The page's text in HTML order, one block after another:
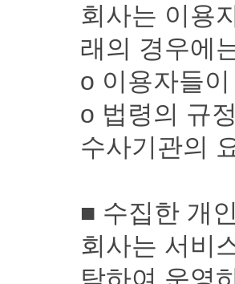
회사는 이용
래의 경우에
ο 이용자들
ο 법령의 규
수사기관의
■ 수집한 개
회사는 서비